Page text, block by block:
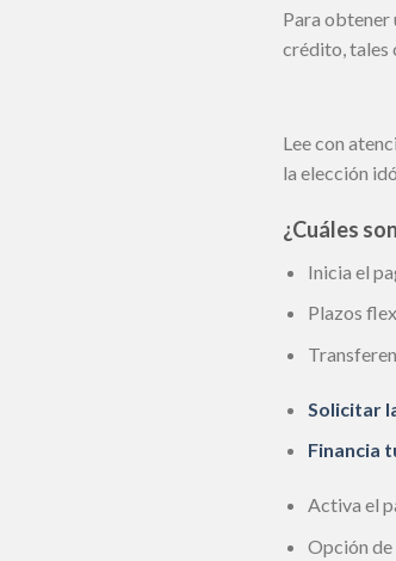
Para obtener
crédito, tales
Lee con
la elección
¿Cuáles
Inicia el
Plazos
Solicitar
Financia
Activa el
Opción de